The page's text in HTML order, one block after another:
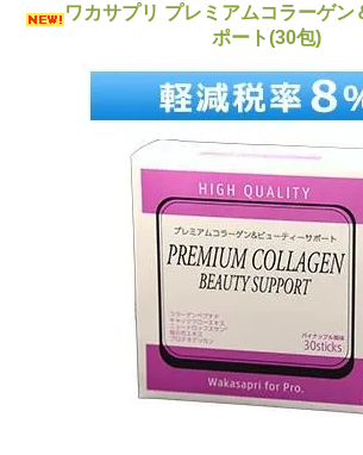
ワカサプリ プレミアムコラーゲン
ポート(30包)